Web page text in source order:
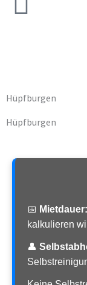
Hüpfburgen
Hüpfburgen
📅 Mietdauer:
kalkulieren
👤